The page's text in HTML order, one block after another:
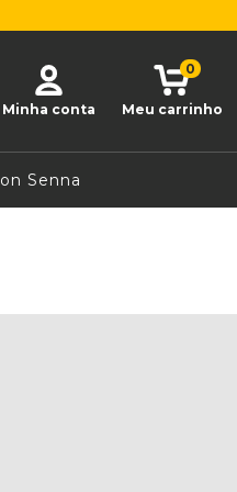
Minha conta Meu carrinho
0
Senna